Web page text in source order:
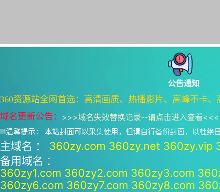
公告通知
360资源站全网首选：高清画质、热播影片、高峰不卡
域名更新公告： >>>域名失效替换记录--请点击进入查看<<<
!!!温馨提示： 本站封面可以采集使用，但请自行备份封面，以杜绝
主域名 ： 360zy.com 360zy.net 360zy.vip
备用域名 ：
360zy1.com 360zy2.com 360zy3.com
360zy6.com 360zy7.com 360zy8.com